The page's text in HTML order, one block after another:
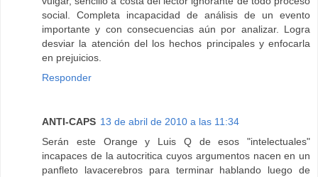
social. Completa incapacidad de análisis de un evento
importante y con consecuencias aún por analizar. Logra
desviar la atención del los hechos principales y enfocarla
en prejuicios.
Responder
ANTI-CAPS 13 de abril de 2010 a las 11:34
Serán este Orange y Luis Q de esos "intelectuales"
incapaces de la autocritica cuyos argumentos nacen en un
panfleto lavacerebros para terminar hablando luego de